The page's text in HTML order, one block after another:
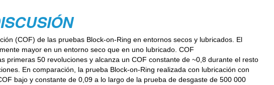
(COF) de las pruebas Block-on-Ring en entornos secos y lubricados. El
mayor en un entorno seco que en uno lubricado. COF
primeras 50 revoluciones y alcanza un COF constante de ~0,8 durante el resto
En comparación, la prueba Block-on-Ring realizada con lubricación con
bajo y constante de 0,09 a lo largo de la prueba de desgaste de 500 000